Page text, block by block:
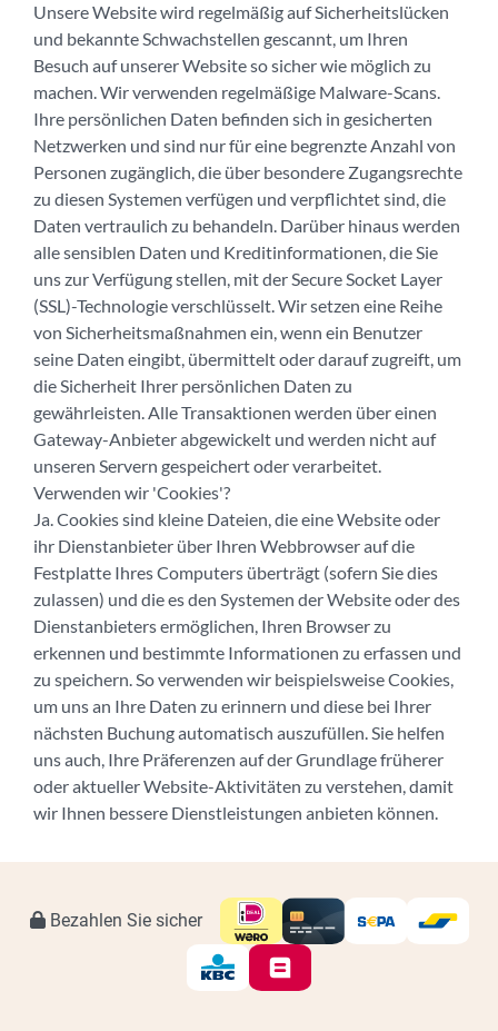
Unsere Website wird regelmäßig auf Sicherheitslücken
und bekannte Schwachstellen gescannt, um Ihren
Besuch auf unserer Website so sicher wie möglich zu
machen. Wir verwenden regelmäßige Malware-Scans.
Ihre persönlichen Daten befinden sich in gesicherten
Netzwerken und sind nur für eine begrenzte Anzahl von
Personen zugänglich, die über besondere Zugangsrechte
zu diesen Systemen verfügen und verpflichtet sind, die
Daten vertraulich zu behandeln. Darüber hinaus werden
alle sensiblen Daten und Kreditinformationen, die Sie
uns zur Verfügung stellen, mit der Secure Socket Layer
(SSL)-Technologie verschlüsselt. Wir setzen eine Reihe
von Sicherheitsmaßnahmen ein, wenn ein Benutzer
seine Daten eingibt, übermittelt oder darauf zugreift, um
die Sicherheit Ihrer persönlichen Daten zu
gewährleisten. Alle Transaktionen werden über einen
Gateway-Anbieter abgewickelt und werden nicht auf
unseren Servern gespeichert oder verarbeitet.
Verwenden wir 'Cookies'?
Ja. Cookies sind kleine Dateien, die eine Website oder
ihr Dienstanbieter über Ihren Webbrowser auf die
Festplatte Ihres Computers überträgt (sofern Sie dies
zulassen) und die es den Systemen der Website oder des
Dienstanbieters ermöglichen, Ihren Browser zu
erkennen und bestimmte Informationen zu erfassen und
zu speichern. So verwenden wir beispielsweise Cookies,
um uns an Ihre Daten zu erinnern und diese bei Ihrer
nächsten Buchung automatisch auszufüllen. Sie helfen
uns auch, Ihre Präferenzen auf der Grundlage früherer
oder aktueller Website-Aktivitäten zu verstehen, damit
wir Ihnen bessere Dienstleistungen anbieten können.
Bezahlen Sie sicher